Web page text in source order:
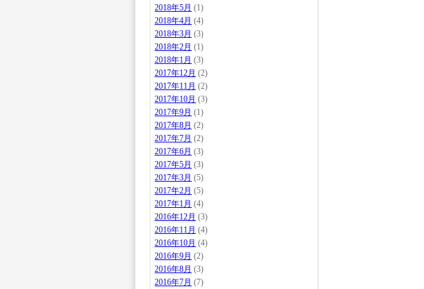
2018年5月 (1)
2018年4月 (4)
2018年3月 (3)
2018年2月 (1)
2018年1月 (3)
2017年12月 (2)
2017年11月 (2)
2017年10月 (3)
2017年9月 (1)
2017年8月 (2)
2017年7月 (2)
2017年6月 (3)
2017年5月 (3)
2017年3月 (5)
2017年2月 (5)
2017年1月 (4)
2016年12月 (3)
2016年11月 (4)
2016年10月 (4)
2016年9月 (2)
2016年8月 (3)
2016年7月 (7)